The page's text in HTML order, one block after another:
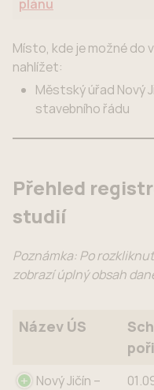
plánu
Místo, kde je možné do
nahlížet:
Městský úřad Nový
stavebního řádu
Přehled
studií
Poznámka: Po
zobrazí úplný obsah
Název ÚS
Název ÚS
Nový Jičín –